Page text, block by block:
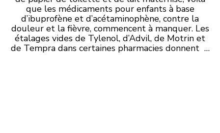
que les médicaments pour enfants à base
d’ibuprofène et d’acétaminophène, contre la
douleur et la fièvre, commencent à manquer. Les
étalages vides de Tylenol, d’Advil, de Motrin et
de Tempra dans certaines pharmacies donnent …